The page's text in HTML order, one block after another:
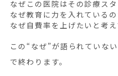
なぜこの医院はその診療ス
なぜ教育に力を入れている
なぜ自費率を上げたいと考
この“なぜ”が語られていな
で終わります。